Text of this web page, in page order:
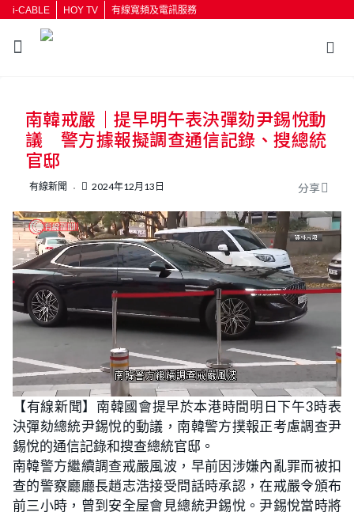
i-CABLE HOY TV 有線寬頻及電訊服務
按輸入鍵開始搜尋
南韓戒嚴｜提早明午表決彈劾尹錫悅動
議 警方據報擬調查通信記錄、搜總統
官邸
有線新聞 2024年12月13日 分享
U
n
m
u
t
e
L
o
a
d
e
d
:
2
4
.
3
2
%
【有線新聞】南韓國會提早於本港時間明日下午3時表
決彈劾總統尹錫悅的動議，南韓警方撲報正考慮調查尹
錫悅的通信記錄和搜查總統官邸。
南韓警方繼續調查戒嚴風波，早前因涉嫌內亂罪而被扣
查的警察廳廳長趙志浩接受問話時承認，在戒嚴令頒布
前三小時，曾到安全屋會見總統尹錫悅。尹錫悅當時將